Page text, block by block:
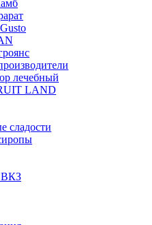
лечебный
LAND
сладости
ВКЗ